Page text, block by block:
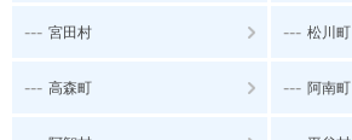
--- 宮田村 --- 松川町
--- 高森町 --- 阿南町